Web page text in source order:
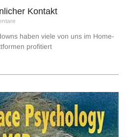
Kontakt
haben viele von uns im Home-
profitiert